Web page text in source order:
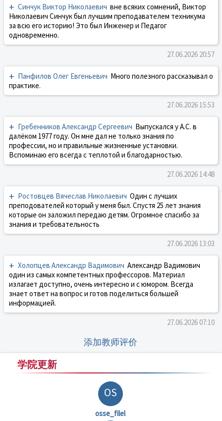
+ Синчук Виктор Николаевич вне всяких сомнений, Виктор
Николаевич Синчук был лучшим преподавателем техникума
за всю его историю! Это был Инженер и Педагог
одновременно.
27.06.2026 20:57
+ Панфилов Олег Евгеньевич Много полезного рассказывал о
практике.
27.06.2026 15:53
+ Гребенников Александр Сергеевич Выпускался у А.С. в
далёком 1977 году. Он мне дал не только знания по
профессии, но и правильные жизненные установки.
Вспоминаю его всегда с теплотой и благодарностью.
27.06.2026 14:48
+ Ростовцев Вячеслав Николаевич Один с лучших
преподователей который у меня был. Спустя 25 лет знания
которые он заложил передаю детям. Огромное спасибо за
знания и требовательность
27.06.2026 13:03
+ Холопцев Александр Вадимович Александр Вадимович
один из самых компетентных профессоров. Материал
излагает доступно, очень интересно и с юмором. Всегда
знает ответ на вопрос и готов поделиться большей
информацией.
27.06.2026 07:10
添加教师评价
学院更新
OS
osse_filel